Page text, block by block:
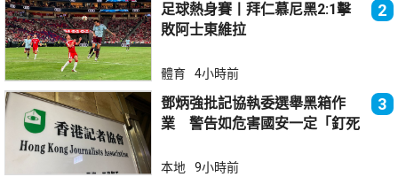
足球熱身賽丨拜仁慕尼黑2:1擊
敗阿士東維拉
2
體育 4小時前
鄧炳強批記協執委選舉黑箱作
業 警告如危害國安一定「釘死
3
本地 9小時前